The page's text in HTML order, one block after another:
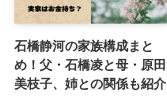
石橋静河の家族構成まと
め！父・石橋凌と母・原田
美枝子、姉との関係も紹介